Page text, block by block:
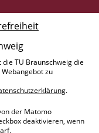
TU Braunschweig die
zu
.
der Matomo
deaktivieren, wenn